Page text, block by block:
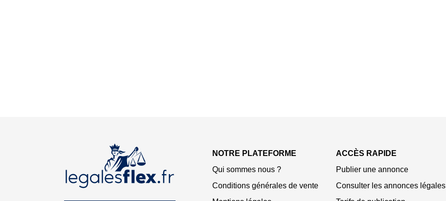
NOTRE PLATEFORME
Qui sommes nous ?
Conditions générales de vente
ACCÈS RAPIDE
Publier une annonce
Consulter les annonces légales